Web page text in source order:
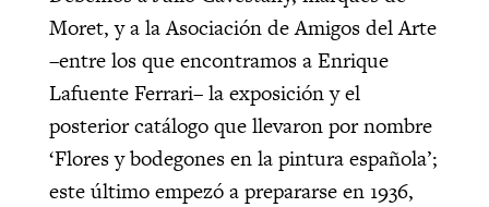
Moret, y a la Asociación de Amigos del Arte
–entre los que encontramos a Enrique
Lafuente Ferrari– la exposición y el
posterior catálogo que llevaron por nombre
‘Flores y bodegones en la pintura española’;
este último empezó a prepararse en 1936,